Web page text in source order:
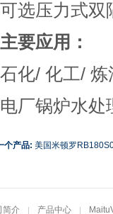
可选压力式双
主要应用：
石化/ 化工/
电厂锅炉水处
个产品: 美国米顿罗
简介 产品中心